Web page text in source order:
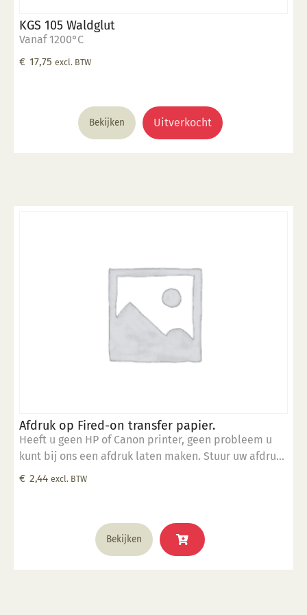
KGS 105 Waldglut
Vanaf 1200°C
€ 17,75 excl. BTW
Bekijken Uitverkocht
Afdruk op Fired-on transfer papier.
Heeft u geen HP of Canon printer, geen probleem u
kunt bij ons een afdruk laten maken. Stuur uw afdruk
in pdf formaat naar ons email adres en bestel dit
€ 2,44 excl. BTW
Bekijken